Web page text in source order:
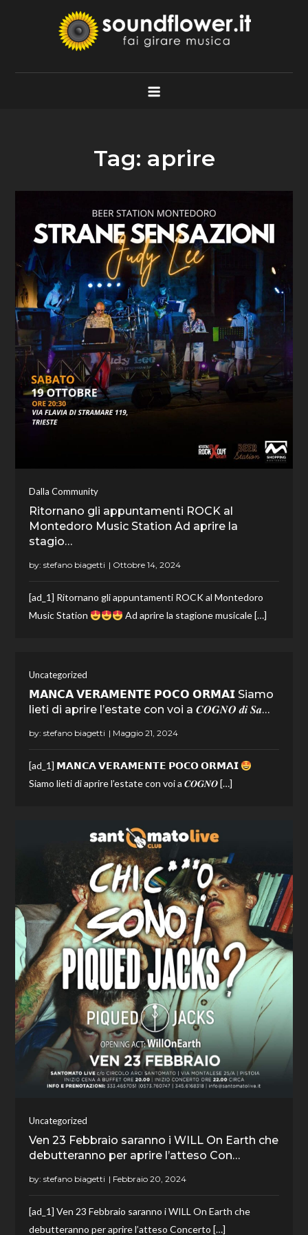
Soundflower.it
Fai Girare Musica
Tag: aprire
Dalla Community
Ritornano gli appuntamenti ROCK al
Montedoro Music Station Ad aprire la
stagio…
by:stefano biagetti
[ad_1] Ritornano gli appuntamenti ROCK al Montedoro
Music Station
Ad aprire la stagione musicale […]
Uncategorized
𝗠𝗔𝗡𝗖𝗔 𝗩𝗘𝗥𝗔𝗠𝗘𝗡𝗧𝗘 𝗣𝗢𝗖𝗢 𝗢𝗥𝗠𝗔𝗜 Siamo
lieti di aprire l’estate con voi a 𝑪𝑶𝑮𝑵𝑶 𝒅𝒊 𝑺𝒂…
by:stefano biagetti
[ad_1] 𝗠𝗔𝗡𝗖𝗔 𝗩𝗘𝗥𝗔𝗠𝗘𝗡𝗧𝗘 𝗣𝗢𝗖𝗢 𝗢𝗥𝗠𝗔𝗜
Siamo lieti di aprire l’estate con voi a 𝑪𝑶𝑮𝑵𝑶 […]
Uncategorized
Ven 23 Febbraio saranno i WILL On Earth che
debutteranno per aprire l’atteso Con…
by:stefano biagetti
[ad_1] Ven 23 Febbraio saranno i WILL On Earth che
debutteranno per aprire l’atteso Concerto […]